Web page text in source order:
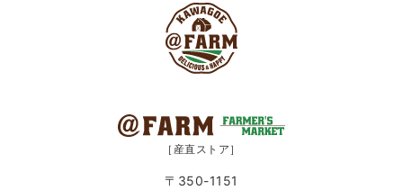
［産直ストア］
〒350-1151